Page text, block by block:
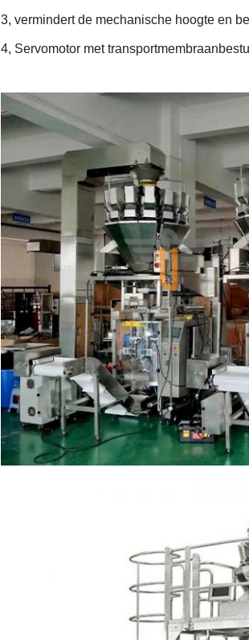
3, vermindert de mechanische hoogte en
4, Servomotor met